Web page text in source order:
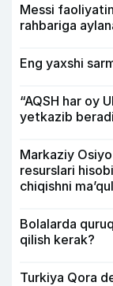
Messi
rahbariga
Eng yaxshi
“AQSH har oy
yetkazib
Markaziy
resurslari
chiqishni
Bolalarda
qilish kerak?
Turkiya Qora